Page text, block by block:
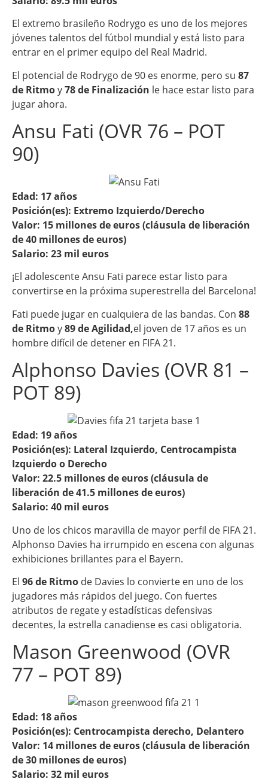
El extremo brasileño Rodrygo es uno de los mejores
jóvenes talentos del fútbol mundial y está listo para
entrar en el primer equipo del Real Madrid.
El potencial de Rodrygo de 90 es enorme, pero su 87
de Ritmoy78 de Finalización le hace estar listo para
jugar ahora.
Ansu Fati (OVR 76 – POT
90)
Edad: 17 años
Posición(es): Extremo Izquierdo/Derecho
Valor: 15 millones de euros (cláusula de liberación
de 40 millones de euros)
Salario: 23 mil euros
¡El adolescente Ansu Fati parece estar listo para
convertirse en la próxima superestrella del Barcelona!
Fati puede jugar en cualquiera de las bandas. Con 88
de Ritmoy89 de Agilidad,el joven de 17 años es un
hombre difícil de detener en FIFA 21.
Alphonso Davies (OVR 81 –
POT 89)
Edad: 19 años
Posición(es): Lateral Izquierdo, Centrocampista
Izquierdo o Derecho
Valor: 22.5 millones de euros (cláusula de
liberación de 41.5 millones de euros)
Salario: 40 mil euros
Uno de los chicos maravilla de mayor perfil de FIFA 21.
Alphonso Davies ha irrumpido en escena con algunas
exhibiciones brillantes para el Bayern.
El 96 de Ritmo de Davies lo convierte en uno de los
jugadores más rápidos del juego. Con fuertes
atributos de regate y estadísticas defensivas
decentes, la estrella canadiense es casi obligatoria.
Mason Greenwood (OVR
77 – POT 89)
Edad: 18 años
Posición(es): Centrocampista derecho, Delantero
Valor: 14 millones de euros (cláusula de liberación
de 30 millones de euros)
Salario: 32 mil euros